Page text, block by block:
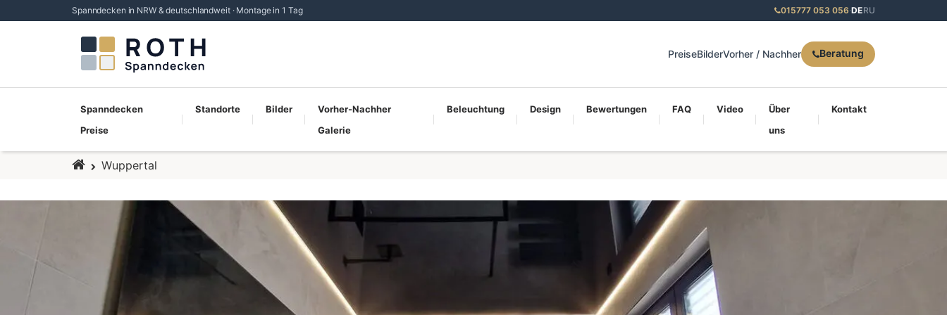
Spanndecken in NRW & deutschlandweit · Montage in 1 Tag 015777 053 056·DERU
PreiseBilderVorher / Nachher Beratung
Spanndecken
Preise
Standorte Bilder
Vorher-Nachher
Galerie
Beleuchtung Design Bewertungen FAQ Video
Über
uns
Kontakt
Startseite
Wuppertal